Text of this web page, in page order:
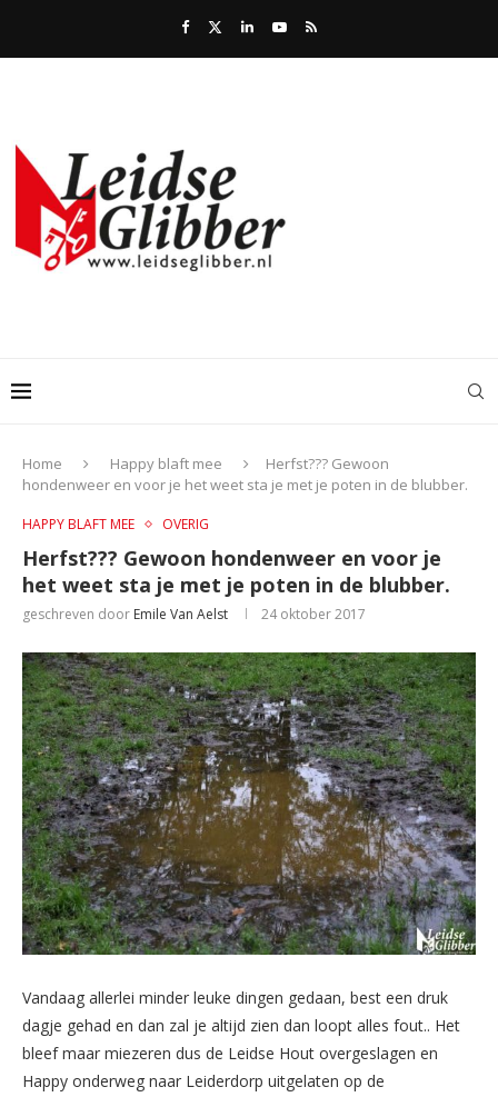
Home Happy blaft mee
Herfst??? Gewoon
hondenweer en voor je het weet sta je met je poten in de blubber.
HAPPY BLAFT MEE OVERIG
Herfst??? Gewoon hondenweer en voor je
het weet sta je met je poten in de blubber.
geschreven door Emile Van Aelst 24 oktober 2017
Vandaag allerlei minder leuke dingen gedaan, best een druk
dagje gehad en dan zal je altijd zien dan loopt alles fout.. Het
bleef maar miezeren dus de Leidse Hout overgeslagen en
Happy onderweg naar Leiderdorp uitgelaten op de